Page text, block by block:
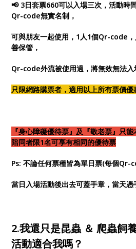
📢 3日套票660可以入場三次，活動時
Qr-code無實名制，
可與朋友一起使用，1人1個Qr-code
善保管，
Qr-code外流被使用過，將無效無法入
只限網路購票者，適用以上所有票價優
『身心障礙優待票』及『敬老票』只
陪同者限1名可享有相同的優待票
Ps: 不論任何票種皆為單日票(每個Qr-
當日入場活動後出去可蓋手章，當天
2.我還只是昆蟲 ＆ 爬蟲飼
活動適合我嗎？